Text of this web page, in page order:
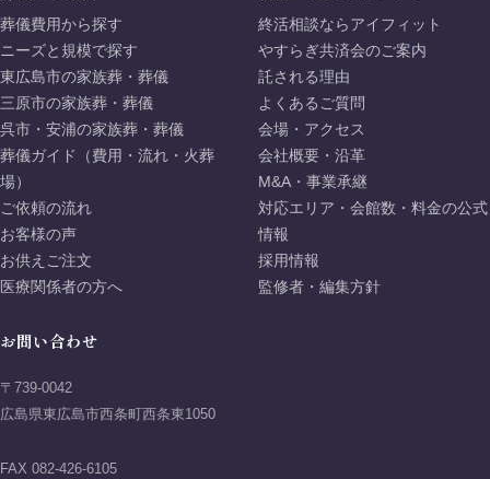
葬儀費用から探す
ニーズと規模で探す
東広島市の家族葬・葬儀
三原市の家族葬・葬儀
呉市・安浦の家族葬・葬儀
葬儀ガイド（費用・流れ・火葬
場）
ご依頼の流れ
お客様の声
お供えご注文
医療関係者の方へ
終活相談ならアイフィット
やすらぎ共済会のご案内
託される理由
よくあるご質問
会場・アクセス
会社概要・沿革
M&A・事業承継
対応エリア・会館数・料金の公式
情報
採用情報
監修者・編集方針
お問い合わせ
〒739-0042
広島県東広島市西条町西条東1050
FAX 082-426-6105